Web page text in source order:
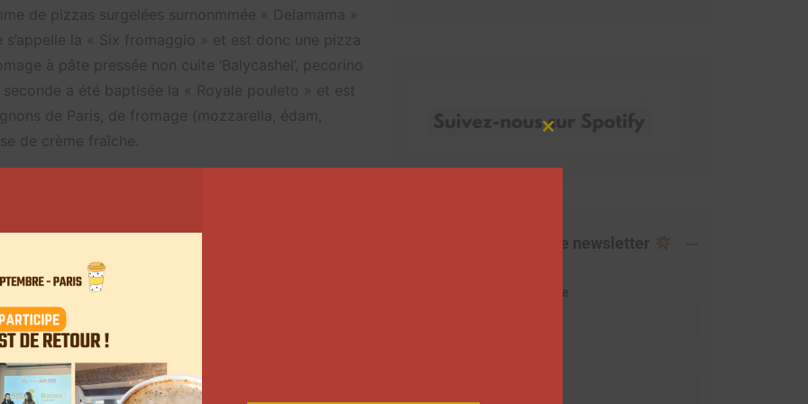
de pizzas surgelées surnonmmée « Delamama »
la « Six fromaggio » et est donc une pizza
à pâte pressée non cuite ‘Balycashel’, pecorino
a été baptisée la « Royale pouleto » et est
de Paris, de fromage (mozzarella, édam,
de crème fraîche.
Abonnez-vous à notre newsletter
Adresse de messagerie
module